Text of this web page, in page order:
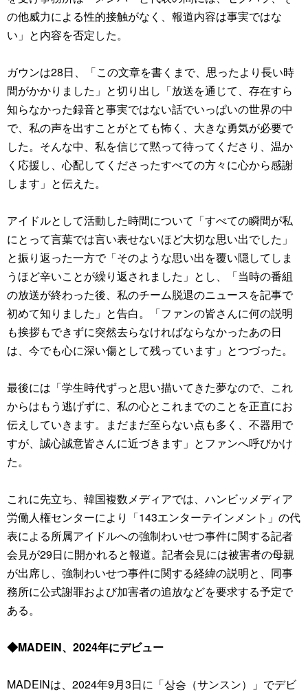
の他威力による性的接触がなく、報道内容は事実ではな
い」と内容を否定した。
ガウンは28日、「この文章を書くまで、思ったより長い時
間がかかりました」と切り出し「放送を通じて、存在すら
知らなかった録音と事実ではない話でいっぱいの世界の中
で、私の声を出すことがとても怖く、大きな勇気が必要で
した。そんな中、私を信じて黙って待ってくださり、温か
く応援し、心配してくださったすべての方々に心から感謝
します」と伝えた。
アイドルとして活動した時間について「すべての瞬間が私
にとって言葉では言い表せないほど大切な思い出でした」
と振り返った一方で「そのような思い出を覆い隠してしま
うほど辛いことが繰り返されました」とし、「当時の番組
の放送が終わった後、私のチーム脱退のニュースを記事で
初めて知りました」と告白。「ファンの皆さんに何の説明
も挨拶もできずに突然去らなければならなかったあの日
は、今でも心に深い傷として残っています」とつづった。
最後には「学生時代ずっと思い描いてきた夢なので、これ
からはもう逃げずに、私の心とこれまでのことを正直にお
伝えしていきます。まだまだ至らない点も多く、不器用で
すが、誠心誠意皆さんに近づきます」とファンへ呼びかけ
た。
これに先立ち、韓国複数メディアでは、ハンビッメディア
労働人権センターにより「143エンターテインメント」の代
表による所属アイドルへの強制わいせつ事件に関する記者
会見が29日に開かれると報道。記者会見には被害者の母親
が出席し、強制わいせつ事件に関する経緯の説明と、同事
務所に公式謝罪および加害者の追放などを要求する予定で
ある。
◆MADEIN、2024年にデビュー
MADEINは、2024年9月3日に「상승（サンスン）」でデビ